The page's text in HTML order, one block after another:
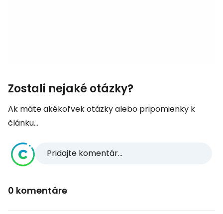
Zostali nejaké otázky?
Ak máte akékoľvek otázky alebo pripomienky k
článku...
Pridajte komentár...
0 komentáre